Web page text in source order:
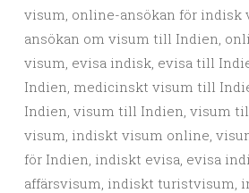
visum, online-ansökan för indisk
ansökan om visum till Indien,
visum, evisa indisk, evisa till
Indien, medicinskt visum till
Indien, visum till Indien, visum
visum, indiskt visum online,
för Indien, indiskt evisa, evisa
affärsvisum, indiskt turistvisum,